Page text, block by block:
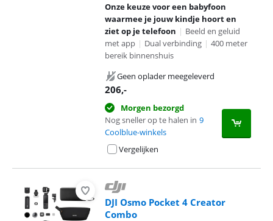
Onze keuze voor een babyfoon
waarmee je jouw kindje hoort en
ziet op je telefoon | Beeld en geluid
met app | Dual verbinding | 400 meter
bereik binnenshuis
Geen oplader meegeleverd
206,-
Morgen bezorgd
Nog sneller op te halen in 9
Coolblue-winkels
Vergelijken
DJI Osmo Pocket 4 Creator
Combo